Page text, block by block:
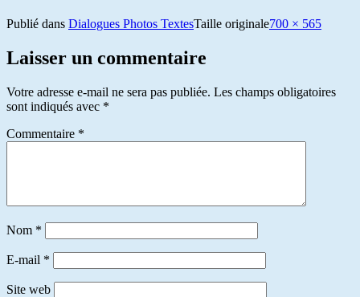
Publié dans Dialogues Photos TextesTaille originale700 × 565
Laisser un commentaire
Votre adresse e-mail ne sera pas publiée. Les champs obligatoires
sont indiqués avec *
Commentaire *
Nom *
E-mail *
Site web